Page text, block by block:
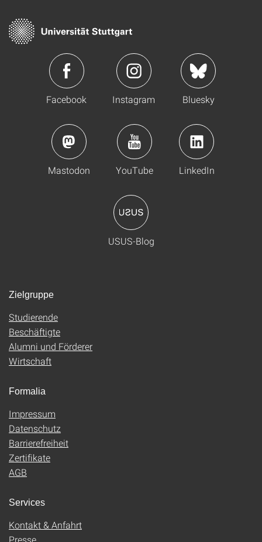
Facebook Instagram Bluesky
Mastodon YouTube LinkedIn
USUS-Blog
Zielgruppe
Studierende
Beschäftigte
Alumni und Förderer
Wirtschaft
Formalia
Impressum
Datenschutz
Barrierefreiheit
Zertifikate
AGB
Services
Kontakt & Anfahrt
Presse